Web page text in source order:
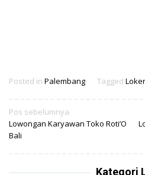
Posted in Palembang Tagged
Navigasi
pos
Pos sebelumnya
Lowongan Karyawan Toko Roti’O
Bali
Kategori